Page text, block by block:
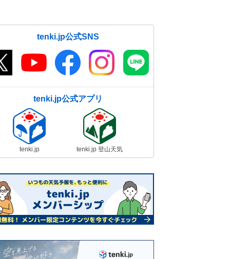
tenki.jp公式SNS
tenki.jp公式アプリ
tenki.jp tenki.jp 登山天気